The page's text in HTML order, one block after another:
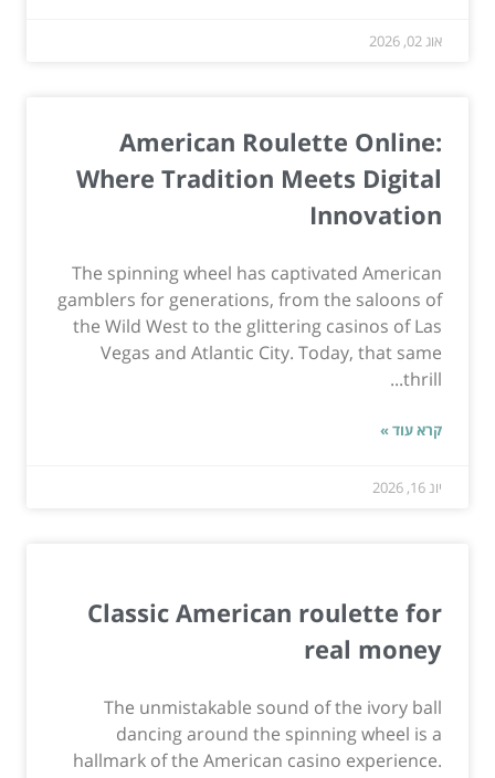
אוג 02, 2026
American Roulette Online:
Where Tradition Meets Digital
Innovation
The spinning wheel has captivated American
gamblers for generations, from the saloons of
the Wild West to the glittering casinos of Las
Vegas and Atlantic City. Today, that same
thrill...
קרא עוד »
יונ 16, 2026
Classic American roulette for
real money
The unmistakable sound of the ivory ball
dancing around the spinning wheel is a
hallmark of the American casino experience.